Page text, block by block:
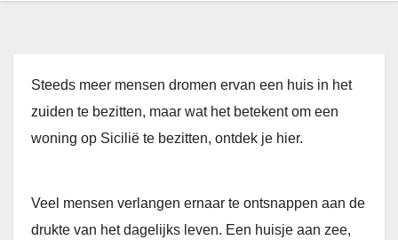
Steeds meer mensen dromen ervan een huis in het
zuiden te bezitten, maar wat het betekent om een ​​
woning op Sicilië te bezitten, ontdek je hier.
Veel mensen verlangen ernaar te ontsnappen aan de
drukte van het dagelijks leven. Een huisje aan zee,